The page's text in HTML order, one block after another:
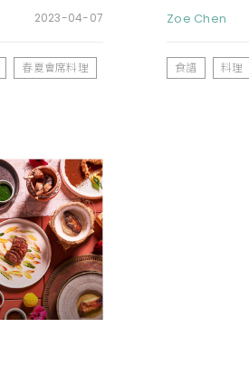
2023-04-07
春夏會席料理
也可以當消夜
Zoe Chen
食譜 料理